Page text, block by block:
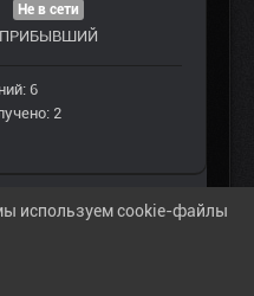
Не в сети
ПРИБЫВШИЙ
6
2
используем cookie-файлы